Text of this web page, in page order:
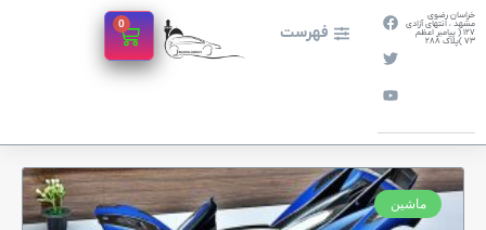
خراسان رضوی
مشهد ، انتهای آزادی
127 ( پیامبر اعظم
73 )پلاک 288
فهرست 0
ماشین